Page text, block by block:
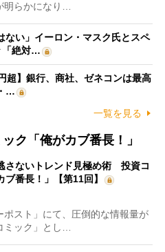
明らかになり…
ない」イーロン・マスク氏とスペ
「絶対…
超】銀行、商社、ゼネコンは最高
…
一覧を見る
ク「俺がカブ番長！」
さないトレンド見極め術 投資コ
ブ番長！」【第11回】
スト」にて、圧倒的な情報量が
ミック」とし…